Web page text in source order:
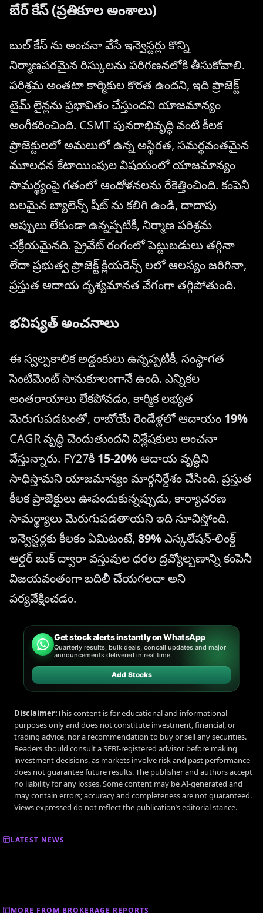
బేర్ కేస్ (ప్రతికూల అంశాలు)
బుల్ కేస్ ను అంచనా వేసే ఇన్వెస్టర్లు కొన్ని
నిర్మాణపరమైన రిస్కులను పరిగణనలోకి తీసుకోవాలి.
పరిశ్రమ అంతటా కార్మికుల కొరత ఉందని, ఇది ప్రాజెక్ట్
టైమ్ లైన్లను ప్రభావితం చేస్తుందని యాజమాన్యం
అంగీకరించింది. CSMT పునరాభివృద్ధి వంటి కీలక
ప్రాజెక్టులలో అమలులో ఉన్న అస్థిరత, సమర్థవంతమైన
మూలధన కేటాయింపుల విషయంలో యాజమాన్యం
సామర్థ్యంపై గతంలో ఆందోళనలను రేకెత్తించింది. కంపెనీ
బలమైన బ్యాలెన్స్ షీట్ ను కలిగి ఉండి, దాదాపు
అప్పులు లేకుండా ఉన్నప్పటికీ, నిర్మాణ పరిశ్రమ
చక్రీయమైనది. ప్రైవేట్ రంగంలో పెట్టుబడులు తగ్గినా
లేదా ప్రభుత్వ ప్రాజెక్ట్ క్లియరెన్స్ లలో ఆలస్యం జరిగినా,
ప్రస్తుత ఆదాయ దృశ్యమానత వేగంగా తగ్గిపోతుంది.
భవిష్యత్ అంచనాలు
ఈ స్వల్పకాలిక అడ్డంకులు ఉన్నప్పటికీ, సంస్థాగత
సెంటిమెంట్ సానుకూలంగానే ఉంది. ఎన్నికల
అంతరాయాలు లేకపోవడం, కార్మిక లభ్యత
మెరుగుపడటంతో, రాబోయే రెండేళ్లలో ఆదాయం 19%
CAGR వృద్ధి చెందుతుందని విశ్లేషకులు అంచనా
వేస్తున్నారు. FY27కి 15-20%ఆదాయ వృద్ధిని
సాధిస్తామని యాజమాన్యం మార్గనిర్దేశం చేసింది. ప్రస్తుత
కీలక ప్రాజెక్టులు ఊపందుకున్నప్పుడు, కార్యాచరణ
సామర్థ్యాలు మెరుగుపడతాయని ఇది సూచిస్తోంది.
ఇన్వెస్టర్లకు కీలకం ఏమిటంటే, 89%ఎస్కలేషన్-లింక్డ్
ఆర్డర్ బుక్ ద్వారా వస్తువుల ధరల ద్రవ్యోల్బణాన్ని కంపెనీ
విజయవంతంగా బదిలీ చేయగలదా అని
పర్యవేక్షించడం.
Get stock alerts instantly on WhatsApp
Quarterly results, bulk deals, concall updates and major
announcements delivered in real time.
Add Stocks
Disclaimer:This content is for educational and informational
purposes only and does not constitute investment, financial, or
trading advice, nor a recommendation to buy or sell any securities.
Readers should consult a SEBI-registered advisor before making
investment decisions, as markets involve risk and past performance
does not guarantee future results. The publisher and authors accept
no liability for any losses. Some content may be AI-generated and
may contain errors; accuracy and completeness are not guaranteed.
Views expressed do not reflect the publication’s editorial stance.
LATEST NEWS
MORE FROM BROKERAGE REPORTS